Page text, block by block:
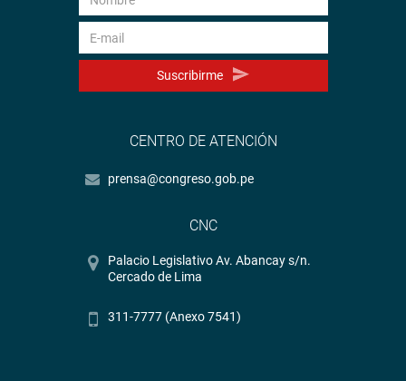
Suscribirme
CENTRO DE ATENCIÓN
prensa@congreso.gob.pe
CNC
Palacio Legislativo Av. Abancay s/n.
Cercado de Lima
311-7777 (Anexo 7541)